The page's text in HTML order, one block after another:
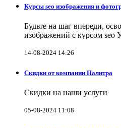
Курсы seo изображения и
Будьте на шаг впереди,
изображений с курсом seo
14-08-2024 14:26
Скидки от компании Палитра
Скидки на наши услуги
05-08-2024 11:08